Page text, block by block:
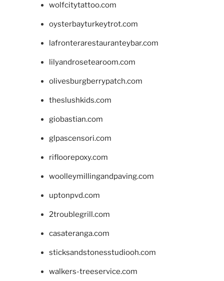
wolfcitytattoo.com
oysterbayturkeytrot.com
lafronterarestauranteybar.com
lilyandrosetearoom.com
olivesburgberrypatch.com
theslushkids.com
giobastian.com
glpascensori.com
rifloorepoxy.com
woolleymillingandpaving.com
uptonpvd.com
2troublegrill.com
casateranga.com
sticksandstonesstudiooh.com
walkers-treeservice.com